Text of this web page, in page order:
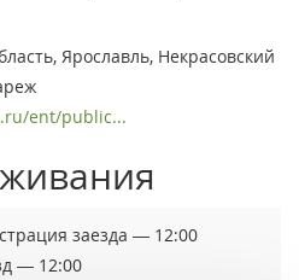
Ярославль, Некрасовский
ent/public...
заезда — 12:00
— 12:00